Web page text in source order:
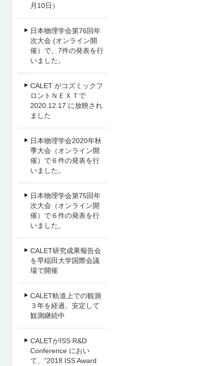
月10日）
日本物理学会第76回年
次大会 (オンライン開
催）で、7件の発表を行
いました。
CALET がコズミックフ
ロントＮＥＸＴで
2020.12.17 に放映され
ました
日本物理学会2020年秋
季大会（オンライン開
催）で６件の発表を行
いました。
日本物理学会第75回年
次大会（オンライン開
催）で６件の発表を行
いました。
CALET研究成果報告会
を早稲田大学国際会議
場で開催
CALET軌道上での観測
３年を経過、安定して
観測継続中
CALETがISS R&D
Conference におい
て、”2018 ISS Award